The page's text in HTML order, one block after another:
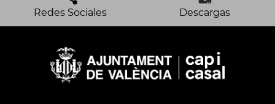
Redes Sociales Descargas